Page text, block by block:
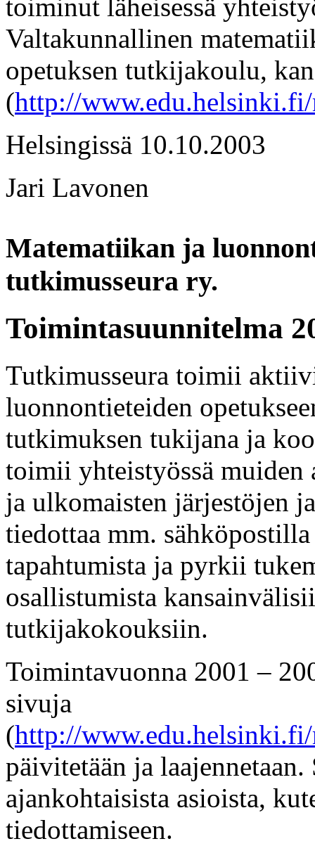
toiminut läheisessä
Valtakunnallinen
opetuksen tutkijakoulu,
(http://
Helsingissä 10.10.2003
Jari Lavonen
Matematiikan ja
tutkimusseura ry.
Toimintasuunnitelma
Tutkimusseura toimii
luonnontieteiden
tutkimuksen tukijana ja
toimii yhteistyössä
ja ulkomaisten järjestöjen
tiedottaa mm.
tapahtumista ja pyrkii
osallistumista
tutkijakokouksiin.
Toimintavuonna 2001 –
sivuja
(http://
päivitetään ja
ajankohtaisista asioista,
tiedottamiseen.